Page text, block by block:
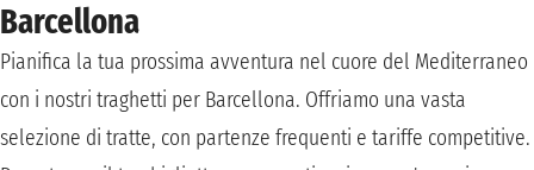
Barcellona
Pianifica la tua prossima avventura nel cuore del Mediterraneo
con i nostri traghetti per Barcellona. Offriamo una vasta
selezione di tratte, con partenze frequenti e tariffe competitive.